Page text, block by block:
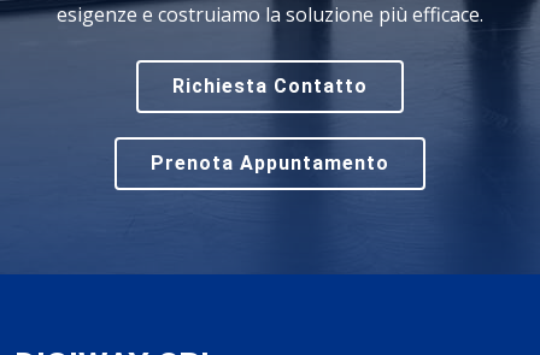
esigenze e costruiamo la soluzione più efficace.
Richiesta Contatto
Prenota Appuntamento